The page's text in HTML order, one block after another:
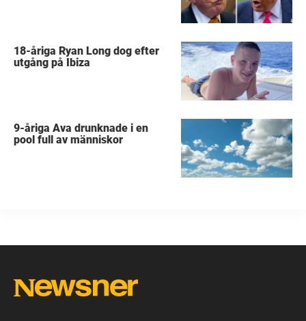
18-åriga Ryan Long dog efter
utgång på Ibiza
9-åriga Ava drunknade i en
pool full av människor